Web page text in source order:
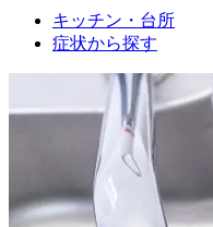
キッチン・台所
症状から探す